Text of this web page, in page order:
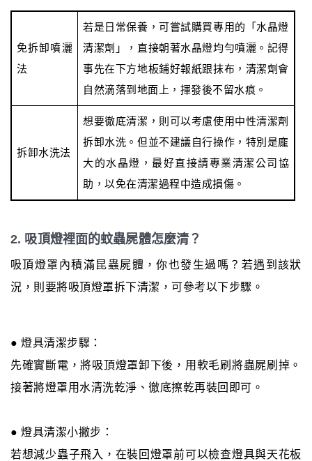
免拆卸噴灑
法
若是日常保養，可嘗試購買專用的「水晶燈
清潔劑」，直接朝著水晶燈均勻噴灑。記得
事先在下方地板鋪好報紙跟抹布，清潔劑會
自然滴落到地面上，揮發後不留水痕。
拆卸水洗法
想要徹底清潔，則可以考慮使用中性清潔劑
拆卸水洗。但並不建議自行操作，特別是龐
大的水晶燈，最好直接請專業清潔公司協
助，以免在清潔過程中造成損傷。
2. 吸頂燈裡面的蚊蟲屍體怎麼清？
吸頂燈罩內積滿昆蟲屍體，你也發生過嗎？若遇到該狀
況，則要將吸頂燈罩拆下清潔，可參考以下步驟。
● 燈具清潔步驟：
先確實斷電，將吸頂燈罩卸下後，用軟毛刷將蟲屍刷掉。
接著將燈罩用水清洗乾淨、徹底擦乾再裝回即可。
● 燈具清潔小撇步：
若想減少蟲子飛入，在裝回燈罩前可以檢查燈具與天花板